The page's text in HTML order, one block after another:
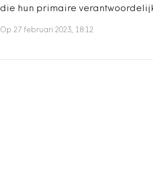
die hun primaire
Op 27 februari 2023, 18:12